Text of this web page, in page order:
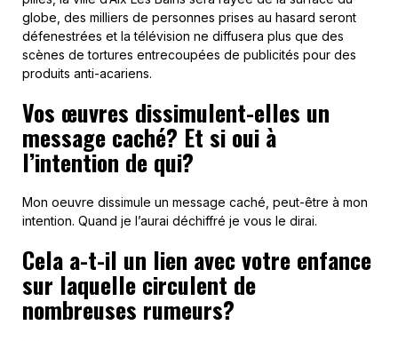
globe, des milliers de personnes prises au hasard seront
défenestrées et la télévision ne diffusera plus que des
scènes de tortures entrecoupées de publicités pour des
produits anti-acariens.
Vos œuvres dissimulent-elles un
message caché? Et si oui à
l’intention de qui?
Mon oeuvre dissimule un message caché, peut-être à mon
intention. Quand je l’aurai déchiffré je vous le dirai.
Cela a-t-il un lien avec votre enfance
sur laquelle circulent de
nombreuses rumeurs?